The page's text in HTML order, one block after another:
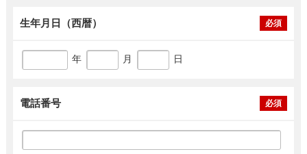
生年月日（西暦） 必須
年 月 日
電話番号 必須